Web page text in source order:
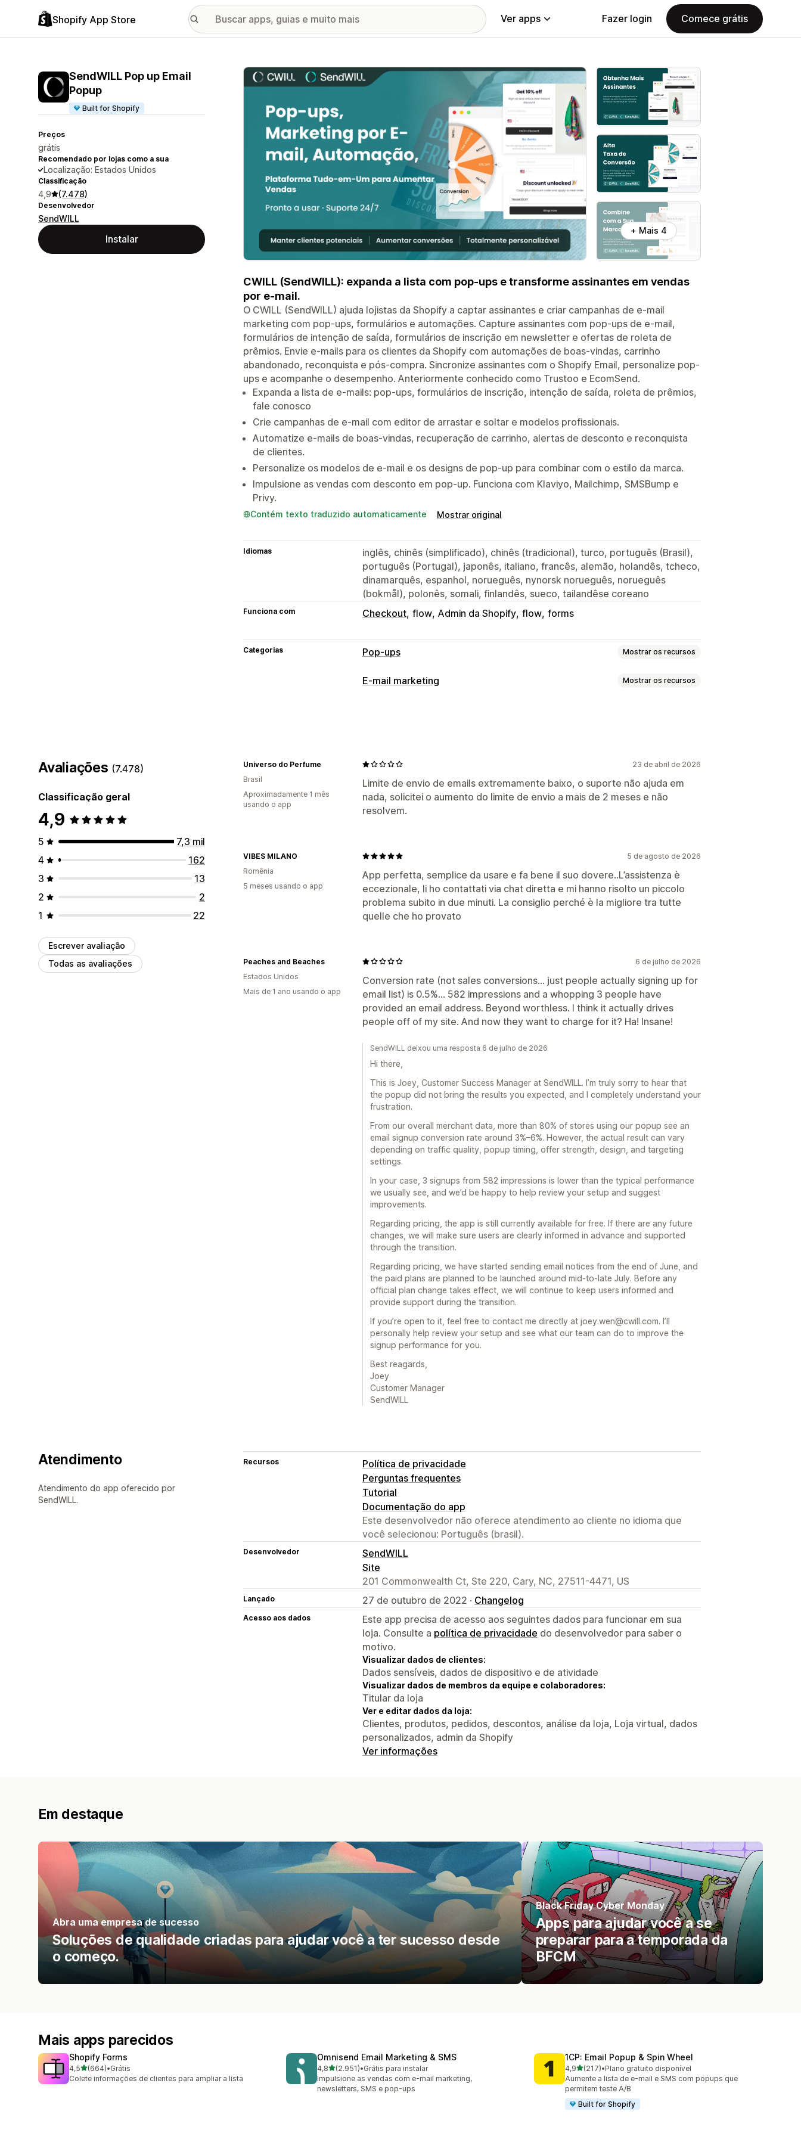
Shopify App Store Ver apps Fazer login Comece grátis
SendWILL Pop up Email
Popup
Built for Shopify
Preços
grátis
Recomendado por lojas como a sua
Localização: Estados Unidos
Classificação
4,9 (7.478)
Desenvolvedor
SendWILL
Instalar
Galeria de imagens em destaque
+ Mais 4
CWILL (SendWILL): expanda a lista com pop-ups e transforme assinantes em vendas
por e-mail.
O CWILL (SendWILL) ajuda lojistas da Shopify a captar assinantes e criar campanhas de e-mail
marketing com pop-ups, formulários e automações. Capture assinantes com pop-ups de e-mail,
formulários de intenção de saída, formulários de inscrição em newsletter e ofertas de roleta de
prêmios. Envie e-mails para os clientes da Shopify com automações de boas-vindas, carrinho
abandonado, reconquista e pós-compra. Sincronize assinantes com o Shopify Email, personalize pop-
ups e acompanhe o desempenho. Anteriormente conhecido como Trustoo e EcomSend.
Expanda a lista de e-mails: pop-ups, formulários de inscrição, intenção de saída, roleta de prêmios,
fale conosco
Crie campanhas de e-mail com editor de arrastar e soltar e modelos profissionais.
Automatize e-mails de boas-vindas, recuperação de carrinho, alertas de desconto e reconquista
de clientes.
Personalize os modelos de e-mail e os designs de pop-up para combinar com o estilo da marca.
Impulsione as vendas com desconto em pop-up. Funciona com Klaviyo, Mailchimp, SMSBump e
Privy.
Contém texto traduzido automaticamente Mostrar original
Idiomas
inglês, chinês (simplificado), chinês (tradicional), turco, português (Brasil),
português (Portugal), japonês, italiano, francês, alemão, holandês, tcheco,
dinamarquês, espanhol, norueguês, nynorsk norueguês, norueguês
(bokmål), polonês, somali, finlandês, sueco, tailandêse coreano
Funciona com Checkout flow Admin da Shopify flow forms
Categorias Pop-ups Mostrar os recursos
Tipos de pop-ups
Ferramenta de edição
Fontes personalizadas Tradução Localização
Lista de captura de e-mails Lista de captura de SMS Campanhas
Acionadores e regras
E-mail marketing Mostrar os recursos
Análises
Avaliações (7.478)
Classificação geral
4,9
5
7,3 mil
4
162
3
13
2
2
1
22
Escrever avaliação
Todas as avaliações
23 de abril de 2026
Limite de envio de emails extremamente baixo, o suporte não ajuda em
nada, solicitei o aumento do limite de envio a mais de 2 meses e não
resolvem.
Universo do Perfume
Brasil
Aproximadamente 1 mês
usando o app
5 de agosto de 2026
App perfetta, semplice da usare e fa bene il suo dovere..L’assistenza è
eccezionale, li ho contattati via chat diretta e mi hanno risolto un piccolo
problema subito in due minuti. La consiglio perché è la migliore tra tutte
quelle che ho provato
VIBES MILANO
Romênia
5 meses usando o app
6 de julho de 2026
Conversion rate (not sales conversions... just people actually signing up for
email list) is 0.5%... 582 impressions and a whopping 3 people have
provided an email address. Beyond worthless. I think it actually drives
people off of my site. And now they want to charge for it? Ha! Insane!
Peaches and Beaches
Estados Unidos
Mais de 1 ano usando o app
SendWILL deixou uma resposta 6 de julho de 2026
Hi there,
This is Joey, Customer Success Manager at SendWILL. I’m truly sorry to hear that
the popup did not bring the results you expected, and I completely understand your
frustration.
From our overall merchant data, more than 80% of stores using our popup see an
email signup conversion rate around 3%–6%. However, the actual result can vary
depending on traffic quality, popup timing, offer strength, design, and targeting
settings.
In your case, 3 signups from 582 impressions is lower than the typical performance
we usually see, and we’d be happy to help review your setup and suggest
improvements.
Regarding pricing, the app is still currently available for free. If there are any future
changes, we will make sure users are clearly informed in advance and supported
through the transition.
Regarding pricing, we have started sending email notices from the end of June, and
the paid plans are planned to be launched around mid-to-late July. Before any
official plan change takes effect, we will continue to keep users informed and
provide support during the transition.
If you’re open to it, feel free to contact me directly at joey.wen@cwill.com. I’ll
personally help review your setup and see what our team can do to improve the
signup performance for you.
Best reagards,
Joey
Customer Manager
SendWILL
Atendimento
Atendimento do app oferecido por
SendWILL.
Recursos
Política de privacidade
Perguntas frequentes
Tutorial
Documentação do app
Este desenvolvedor não oferece atendimento ao cliente no idioma que
você selecionou: Português (brasil).
Desenvolvedor
SendWILL
Site
201 Commonwealth Ct, Ste 220, Cary, NC, 27511-4471, US
Lançado 27 de outubro de 2022 · Changelog
Acesso aos dados
Este app precisa de acesso aos seguintes dados para funcionar em sua
loja. Consulte a política de privacidade do desenvolvedor para saber o
motivo.
Visualizar dados de clientes:
Dados sensíveis, dados de dispositivo e de atividade
Visualizar dados de membros da equipe e colaboradores:
Titular da loja
Ver e editar dados da loja:
Clientes, produtos, pedidos, descontos, análise da loja, Loja virtual, dados
personalizados, admin da Shopify
Ver informações
Em destaque
Abra uma empresa de sucesso
Soluções de qualidade criadas para ajudar você a ter sucesso desde
o começo.
Black Friday Cyber Monday
Apps para ajudar você a se
preparar para a temporada da
BFCM
Mais apps parecidos
Shopify Forms
4,5de 5 estrelas
(664)
664 avaliações ao todo
•Grátis
Colete informações de clientes para ampliar a lista
Omnisend Email Marketing & SMS
4,8de 5 estrelas
(2.951)
2951 avaliações ao todo
•Grátis para instalar
Impulsione as vendas com e-mail marketing,
newsletters, SMS e pop-ups
1CP: Email Popup & Spin Wheel
4,9de 5 estrelas
(217)
217 avaliações ao todo
•Plano gratuito disponível
Aumente a lista de e-mail e SMS com popups que
permitem teste A/B
Built for Shopify